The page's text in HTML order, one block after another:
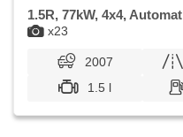
x23
1.5R, 77kW, 4x4, Automat
2007
1.5 l